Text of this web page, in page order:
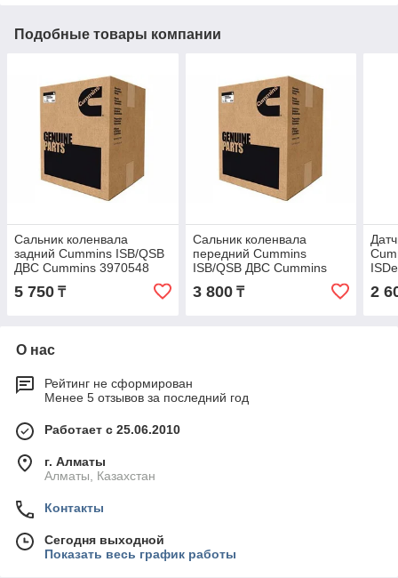
Подобные товары компании
Сальник коленвала
задний Cummins ISB/QSB
ДВС Cummins 3970548
5 750 ₸
Сальник коленвала
передний Cummins
ISB/QSB ДВС Cummins
4890832
3 800₸ 2
О нас
Рейтинг не сформирован
Менее 5 отзывов за последний год
Работает с 25.06.2010
г. Алматы
Алматы, Казахстан
Контакты
Сегодня выходной
Показать весь график работы